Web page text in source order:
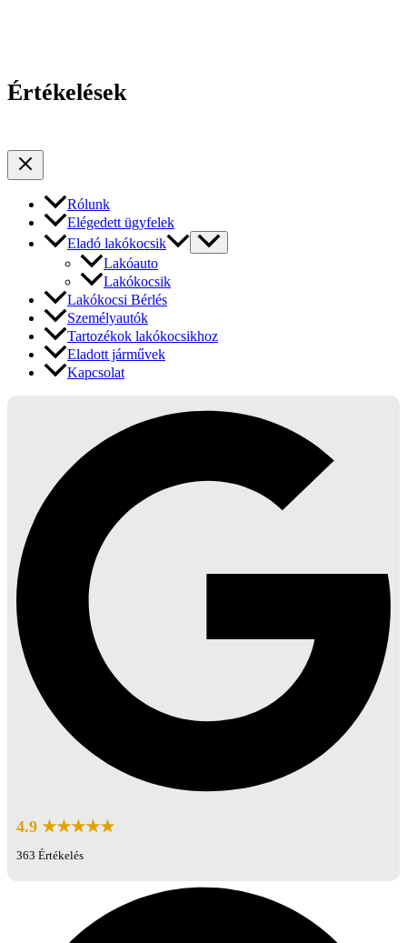
Értékelések
Rólunk
Elégedett ügyfelek
Eladó lakókocsik
Lakóauto
Lakókocsik
Lakókocsi Bérlés
Személyautók
Tartozékok lakókocsikhoz
Eladott járművek
Kapcsolat
4.9 ★★★★★
363 Értékelés